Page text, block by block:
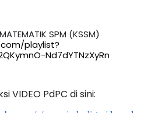
playlist?
Nd7dYTNzXyRn
VIDEO PdPC di sini: